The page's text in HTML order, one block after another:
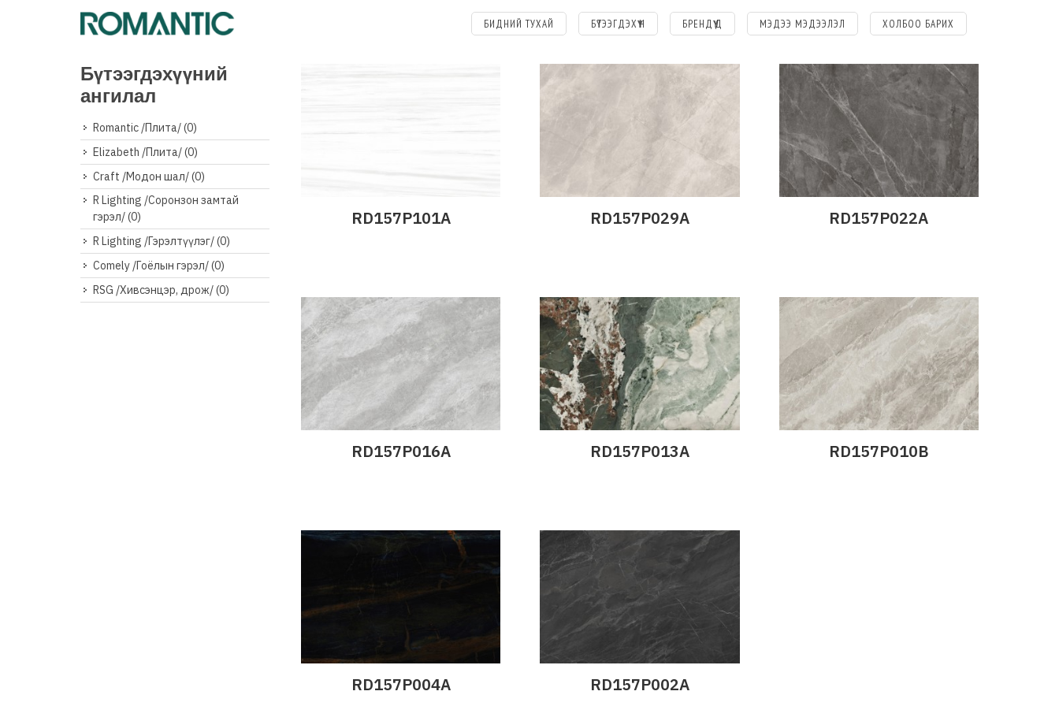
БИДНИЙ ТУХАЙ БҮТЭЭГДЭХҮҮН БРЕНДҮҮД МЭДЭЭ МЭДЭЭЛЭЛ ХОЛБОО БАРИХ
Дэлгэрэнгүй
RD157P101A Дэлгэрэнгүй
RD157P029A Дэлгэрэнгүй
RD157P022A
Дэлгэрэнгүй
RD157P016A Дэлгэрэнгүй
RD157P013A Дэлгэрэнгүй
RD157P010B
Дэлгэрэнгүй
RD157P004A Дэлгэрэнгүй
RD157P002A
Бүтээгдэхүүний
ангилал
Romantic /Плита/(0)
Elizabeth /Плита/(0)
Craft /Модон шал/(0)
R Lighting /Соронзон замтай
гэрэл/(0)
R Lighting /Гэрэлтүүлэг/(0)
Comely /Гоёлын гэрэл/(0)
RSG /Хивсэнцэр, дрож/(0)